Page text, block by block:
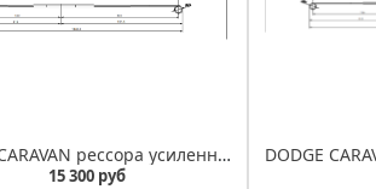
DODGE CARAVAN рессора усиленная короткая база (IR 29-143ус)
15 300 руб